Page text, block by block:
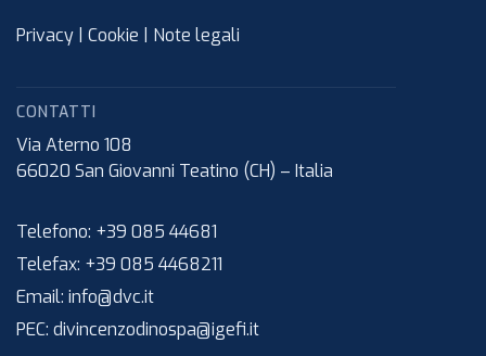
Privacy Cookie Note legali
CONTATTI
Via Aterno 108
66020 San Giovanni Teatino (CH) – Italia
Telefono: +39 085 44681
Telefax: +39 085 4468211
Email: info@dvc.it
PEC: divincenzodinospa@igefi.it